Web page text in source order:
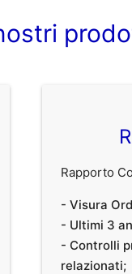
Rapporto
- Visura
- Ultimi 3
- Controlli
relazionati;